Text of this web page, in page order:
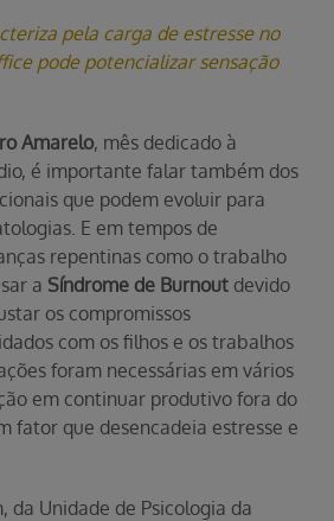
pela carga de estresse no
pode potencializar sensação
Amarelo, mês dedicado à
é importante falar também dos
que podem evoluir para
E em tempos de
repentinas como o trabalho
a Síndrome de Burnout devido
os compromissos
com os filhos e os trabalhos
foram necessárias em vários
em continuar produtivo fora do
fator que desencadeia estresse e
da Unidade de Psicologia da